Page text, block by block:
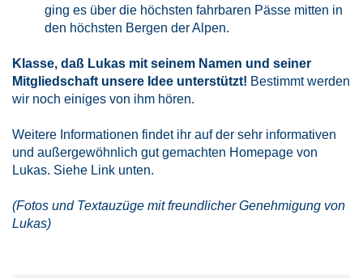
ging es über die höchsten fahrbaren Pässe mitten in
den höchsten Bergen der Alpen.
Klasse, daß Lukas mit seinem Namen und seiner
Mitgliedschaft unsere Idee unterstützt! Bestimmt werden
wir noch einiges von ihm hören.
Weitere Informationen findet ihr auf der sehr informativen
und außergewöhnlich gut gemachten Homepage von
Lukas. Siehe Link unten.
(Fotos und Textauzüge mit freundlicher Genehmigung von
Lukas)